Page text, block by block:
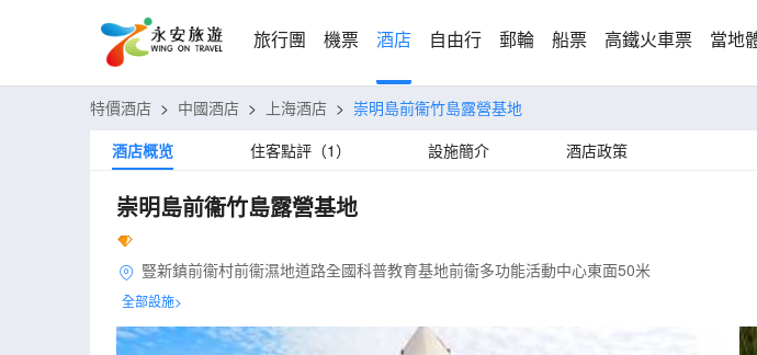
旅行團 機票 酒店 自由行 郵輪 船票 高鐵火車票 當地
特價酒店 > 中國酒店 > 上海酒店 > 崇明島前衞竹島露營基地
酒店概览
住客點評（1） 設施簡介 酒店政策
崇明島前衞竹島露營基地
豎新鎮前衞村前衞濕地道路全國科普教育基地前衞多功能活動中心東面50米
全部設施>